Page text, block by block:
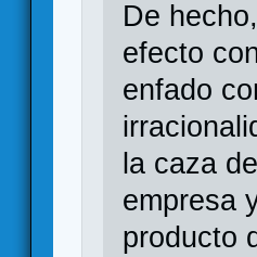
De
efecto
enfado
la caza
empresa
producto